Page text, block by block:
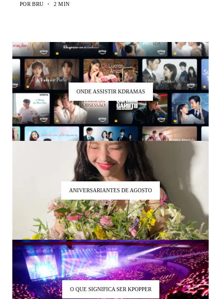
PORBRU 2 MIN
ONDE ASSISTIR KDRAMAS
ANIVERSARIANTES DE AGOSTO
O QUE SIGNIFICA SER KPOPPER